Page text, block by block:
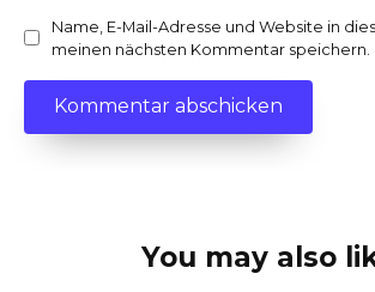
Name, E-Mail-Adresse und Website in
meinen nächsten Kommentar speichern.
You may also